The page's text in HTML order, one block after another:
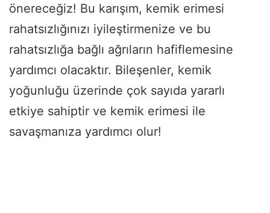
önereceğiz! Bu karışım, kemik erimesi
rahatsızlığınızı iyileştirmenize ve bu
rahatsızlığa bağlı ağrıların hafiflemesine
yardımcı olacaktır. Bileşenler, kemik
yoğunluğu üzerinde çok sayıda yararlı
etkiye sahiptir ve kemik erimesi ile
savaşmanıza yardımcı olur!